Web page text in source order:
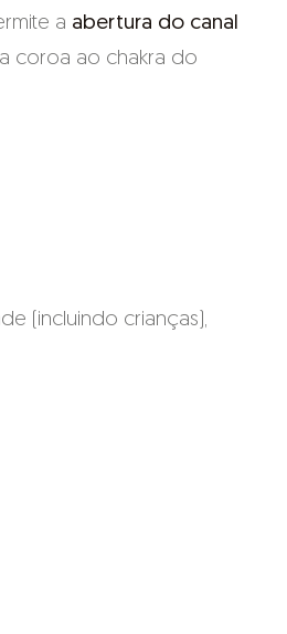
a abertura do canal
coroa ao chakra do
(incluindo crianças),